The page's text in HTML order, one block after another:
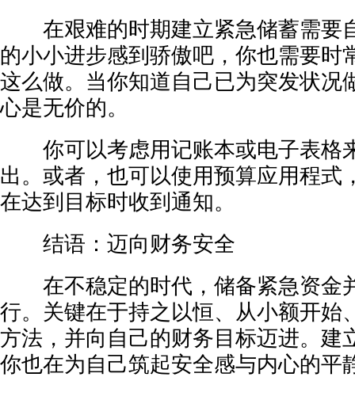
在艰难的时期建立紧急储蓄需要
的小小进步感到骄傲吧，你也需要时
这么做。当你知道自己已为突发状况
心是无价的。
你可以考虑用记账本或电子表格
出。或者，也可以使用预算应用程式
在达到目标时收到通知。
结语：迈向财务安全
在不稳定的时代，储备紧急资金
行。关键在于持之以恒、从小额开始
方法，并向自己的财务目标迈进。建
你也在为自己筑起安全感与内心的平